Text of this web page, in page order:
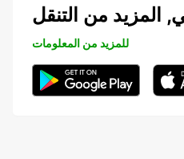
المزيد من التنقل
للمزيد من المعلومات